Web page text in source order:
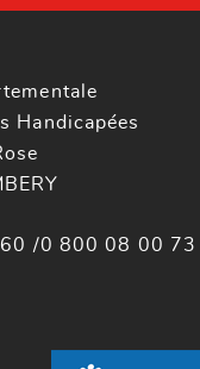
Handicapées
/0 800 08 00 73